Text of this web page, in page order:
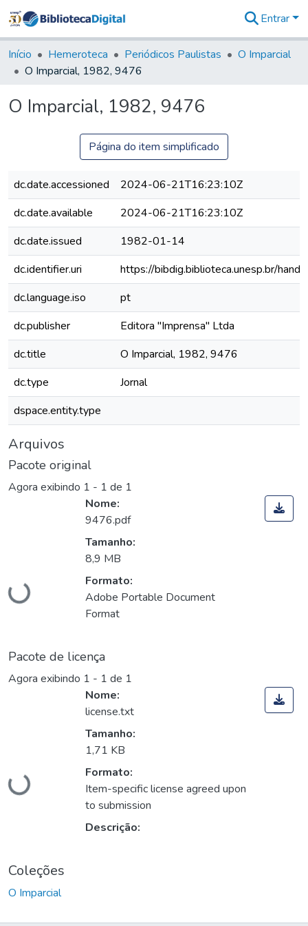
&
Coleções
Tudo na
Digital
Entrar
Início Hemeroteca Periódicos Paulistas
O Imparcial
O Imparcial, 1982, 9476
O Imparcial, 1982, 9476
Página do item simplificado
dc.date.accessioned
2024-06-21T16:23:10Z
dc.date.available
2024-06-21T16:23:10Z
dc.date.issued
1982-01-14
dc.identifier.uri
https://bibdig.biblioteca.unesp.br/
dc.language.iso
pt
dc.publisher
Editora "Imprensa" Ltda
dc.title
O Imparcial, 1982, 9476
dc.type
Jornal
dspace.entity.type
Arquivos
Pacote original
Agora exibindo 1 - 1 de 1
Carregando...
Nome:
9476.pdf
Tamanho:
8,9 MB
Formato:
Adobe Portable Document
Format
Pacote de licença
Agora exibindo 1 - 1 de 1
Carregando...
Nome:
license.txt
Tamanho:
1,71 KB
Formato:
Item-specific license agreed upon
to submission
Descrição:
Coleções
O Imparcial